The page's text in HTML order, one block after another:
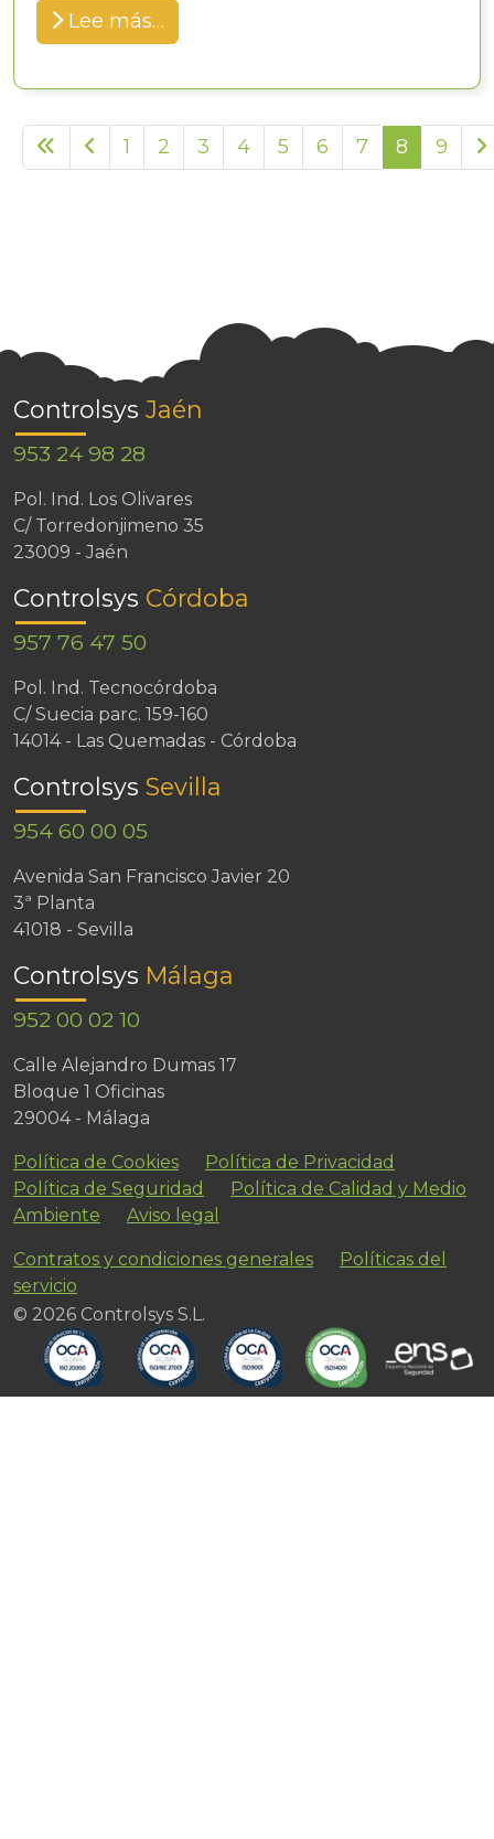
Lee más…
Página 8 de 9
1 2 3 4 5 6 7 8 9
Controlsys Jaén
953 24 98 28
Pol. Ind. Los Olivares
C/ Torredonjimeno 35
23009 - Jaén
Controlsys Córdoba
957 76 47 50
Pol. Ind. Tecnocórdoba
C/ Suecia parc. 159-160
14014 - Las Quemadas - Córdoba
Controlsys Sevilla
954 60 00 05
Avenida San Francisco Javier 20
3ª Planta
41018 - Sevilla
Controlsys Málaga
952 00 02 10
Calle Alejandro Dumas 17
Bloque 1 Oficinas
29004 - Málaga
Política de Cookies
Política de Privacidad
Política de Seguridad
Política de Calidad y Medio
Ambiente
Aviso legal
Contratos y condiciones generales
Políticas del
servicio
© 2026 Controlsys S.L.